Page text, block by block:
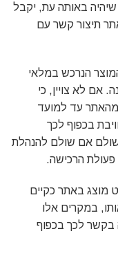
באותה עת, יקבל
תיצור קשר עם
הנרכש במלאי
אם לא צויין, כי
מהאתר עד למועד
בכפוף לכך
אם שולם להנהלת
הרכישה.
מוצג באתר כקיים
במקרים אלו
בקשר לכך בכפוף